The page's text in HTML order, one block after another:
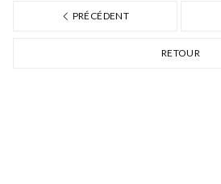
PRÉCÉDENT
RETOUR